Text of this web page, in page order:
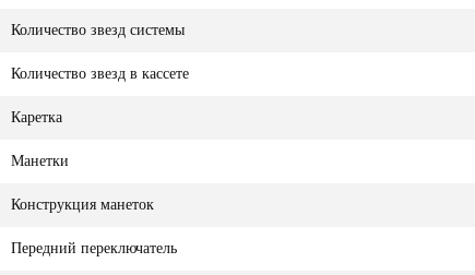
Количество звезд системы
Количество звезд в кассете
Каретка
Манетки
Конструкция манеток
Передний переключатель